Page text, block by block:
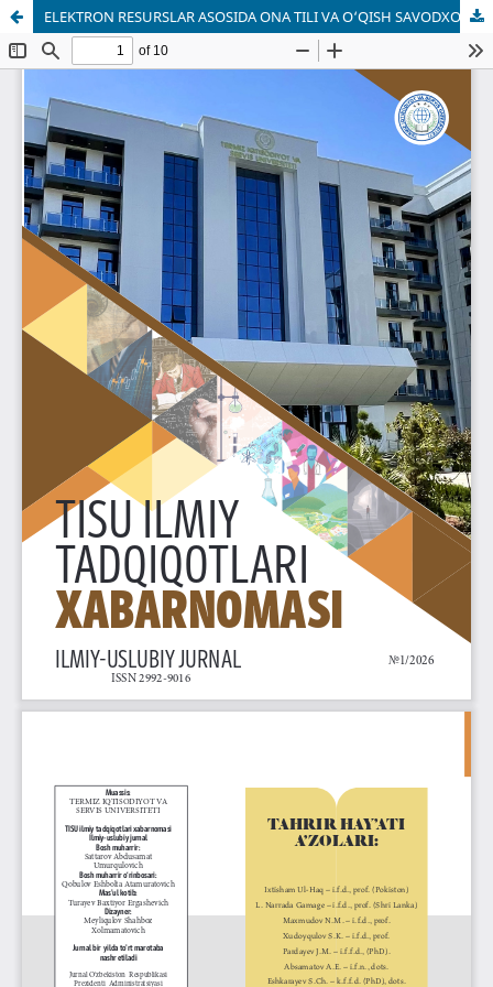
ELEKTRON RESURSLAR ASOSIDA ONA TILI VA O‘QISH SAVODXONLIGI FANLARINI O‘QITISH SAMARADORLIGINI OSHIRISH USULLARI